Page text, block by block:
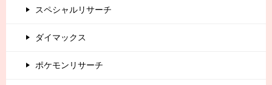
スペシャルリサーチ
ダイマックス
ポケモンリサーチ